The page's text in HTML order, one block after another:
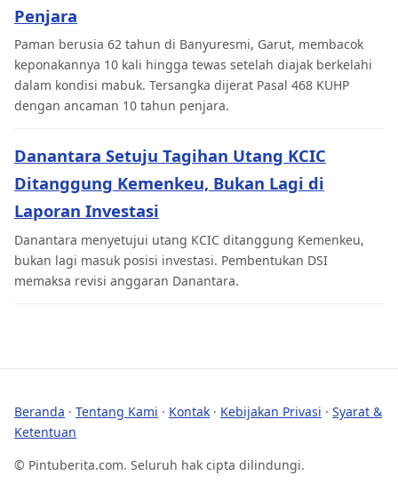
Penjara
Paman berusia 62 tahun di Banyuresmi, Garut, membacok
keponakannya 10 kali hingga tewas setelah diajak berkelahi
dalam kondisi mabuk. Tersangka dijerat Pasal 468 KUHP
dengan ancaman 10 tahun penjara.
Danantara Setuju Tagihan Utang KCIC
Ditanggung Kemenkeu, Bukan Lagi di
Laporan Investasi
Danantara menyetujui utang KCIC ditanggung Kemenkeu,
bukan lagi masuk posisi investasi. Pembentukan DSI
memaksa revisi anggaran Danantara.
Beranda · Tentang Kami · Kontak · Kebijakan Privasi · Syarat &
Ketentuan
© Pintuberita.com. Seluruh hak cipta dilindungi.